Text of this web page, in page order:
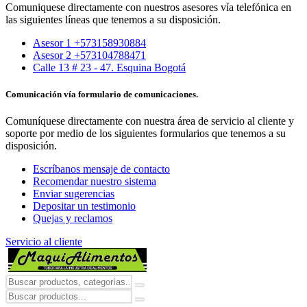
Comuniquese directamente con nuestros asesores vía telefónica en
las siguientes líneas que tenemos a su disposición.
Asesor 1 +573158930884
Asesor 2 +573104788471
Calle 13 # 23 - 47. Esquina Bogotá
Comunicación vía formulario de comunicaciones.
Comuníquese directamente con nuestra área de servicio al cliente y
soporte por medio de los siguientes formularios que tenemos a su
disposición.
Escríbanos mensaje de contacto
Recomendar nuestro sistema
Enviar sugerencias
Depositar un testimonio
Quejas y reclamos
Servicio al cliente